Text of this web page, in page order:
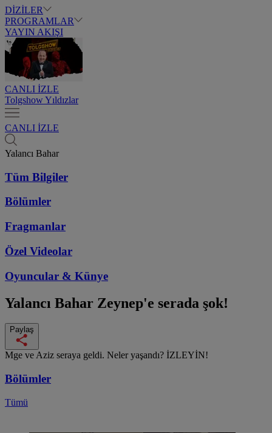
DİZİLER
PROGRAMLAR
YAYIN AKIŞI
CANLI İZLE
Tolgshow Yıldızlar
CANLI İZLE
Yalancı Bahar
Tüm Bilgiler
Bölümler
Fragmanlar
Özel Videolar
Oyuncular & Künye
Yalancı Bahar Zeynep'e serada şok!
Paylaş
Mge ve Aziz seraya geldi. Neler yaşandı? İZLEYİN!
Bölümler
Tümü